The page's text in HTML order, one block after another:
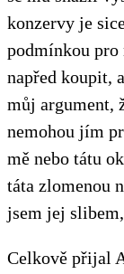
konzervy je
podmínkou pro
napřed koupit,
můj argument,
nemohou jím
mě nebo tátu
táta zlomenou
jsem jej
Celkově přijal